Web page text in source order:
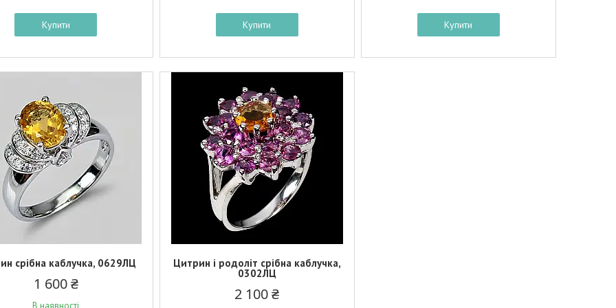
Купити Купити Купити
срібна каблучка, 0629ЛЦ
1 600 ₴
В наявності
Цитрин і родоліт срібна каблучка,
0302ЛЦ
2 100 ₴